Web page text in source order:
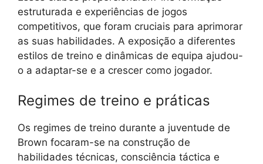
estruturada e experiências de jogos
competitivos, que foram cruciais para aprimorar
as suas habilidades. A exposição a diferentes
estilos de treino e dinâmicas de equipa ajudou-
o a adaptar-se e a crescer como jogador.
Regimes de treino e práticas
Os regimes de treino durante a juventude de
Brown focaram-se na construção de
habilidades técnicas, consciência táctica e